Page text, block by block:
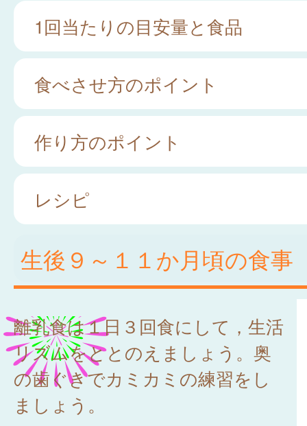
1回当たりの目安量と食品
食べさせ方のポイント
作り方のポイント
レシピ
生後９～１１か月頃の食事
離乳食は１日３回食にして，生活
リズムをととのえましょう。奥
の歯ぐきでカミカミの練習をし
ましょう。